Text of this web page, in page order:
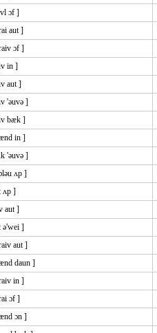
ɔf ]
aut ]
ɔf ]
in ]
aut ]
'əuvə ]
bæk ]
in ]
'əuvə ]
ʌp ]
ʌp ]
aut ]
ə'wei ]
aut ]
daun ]
in ]
ɔf ]
ɔn ]